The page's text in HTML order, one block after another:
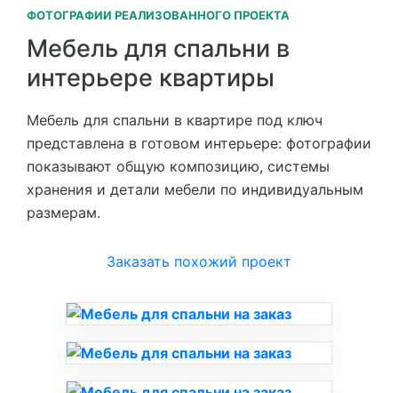
ФОТОГРАФИИ РЕАЛИЗОВАННОГО ПРОЕКТА
Мебель для спальни в
интерьере квартиры
Мебель для спальни в квартире под ключ
представлена в готовом интерьере: фотографии
показывают общую композицию, системы
хранения и детали мебели по индивидуальным
размерам.
Заказать похожий проект